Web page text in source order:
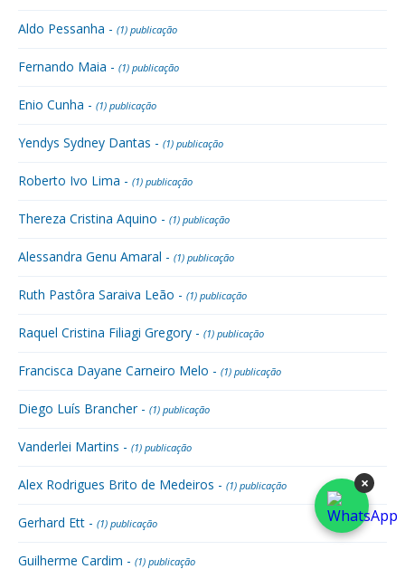
Aldo Pessanha - (1) publicação
Fernando Maia - (1) publicação
Enio Cunha - (1) publicação
Yendys Sydney Dantas - (1) publicação
Roberto Ivo Lima - (1) publicação
Thereza Cristina Aquino - (1) publicação
Alessandra Genu Amaral - (1) publicação
Ruth Pastôra Saraiva Leão - (1) publicação
Raquel Cristina Filiagi Gregory - (1) publicação
Francisca Dayane Carneiro Melo - (1) publicação
Diego Luís Brancher - (1) publicação
Vanderlei Martins - (1) publicação
Alex Rodrigues Brito de Medeiros - (1) publicação
Gerhard Ett - (1) publicação
Guilherme Cardim - (1) publicação
×